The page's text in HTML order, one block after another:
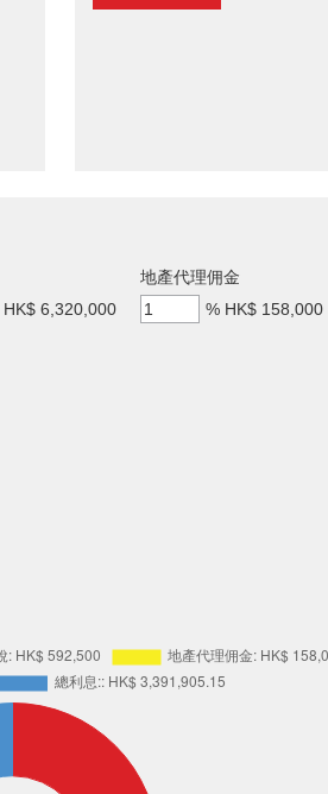
HK$ 6,320,000
地產代理佣金
% HK$ 158,000